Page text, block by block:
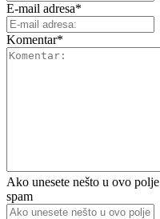
E-mail adresa*
Komentar*
Ako unesete nešto u ovo
spam